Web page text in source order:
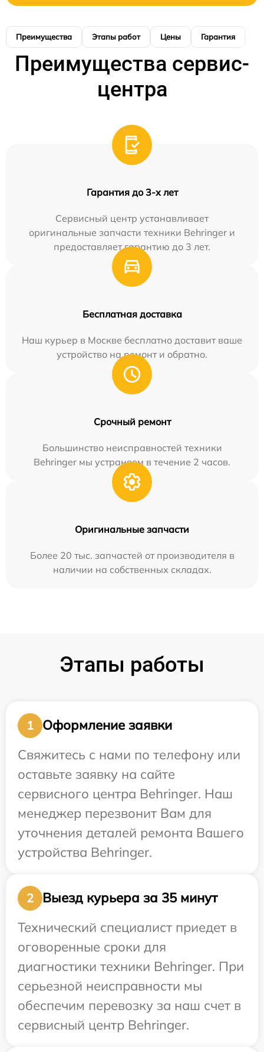
Преимущества Этапы работ Цены Гарантия
Преимущества сервис-
центра
Гарантия до 3-х лет
Сервисный центр устанавливает
оригинальные запчасти техники Behringer и
предоставляет гарантию до 3 лет.
Бесплатная доставка
Наш курьер в Москве бесплатно доставит ваше
устройство на ремонт и обратно.
Срочный ремонт
Большинство неисправностей техники
Behringer мы устраняем в течение 2 часов.
Оригинальные запчасти
Более 20 тыс. запчастей от производителя в
наличии на собственных складах.
Этапы работы
1
Оформление заявки
Свяжитесь с нами по телефону или
оставьте заявку на сайте
сервисного центра Behringer. Наш
менеджер перезвонит Вам для
уточнения деталей ремонта Вашего
устройства Behringer.
2
Выезд курьера за 35 минут
Технический специалист приедет в
оговоренные сроки для
диагностики техники Behringer. При
серьезной неисправности мы
обеспечим перевозку за наш счет в
сервисный центр Behringer.